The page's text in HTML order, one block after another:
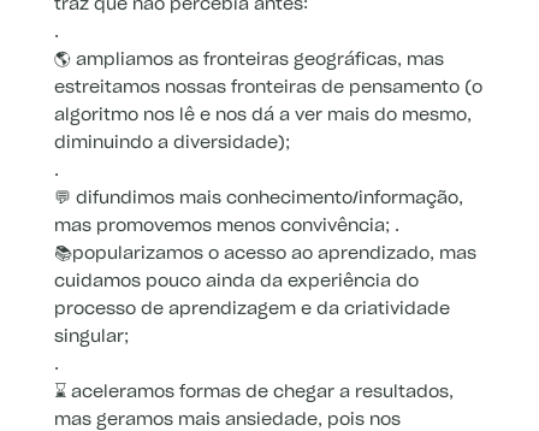
traz que não percebia antes:
.
🌎 ampliamos as fronteiras geográficas, mas
estreitamos nossas fronteiras de pensamento (o
algoritmo nos lê e nos dá a ver mais do mesmo,
diminuindo a diversidade);
.
💬 difundimos mais conhecimento/informação,
mas promovemos menos convivência; .
📚popularizamos o acesso ao aprendizado, mas
cuidamos pouco ainda da experiência do
processo de aprendizagem e da criatividade
singular;
.
⌛ aceleramos formas de chegar a resultados,
mas geramos mais ansiedade, pois nos